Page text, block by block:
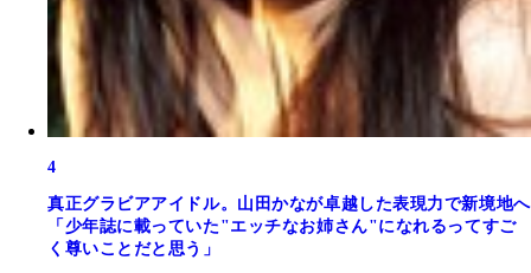
4
真正グラビアアイドル。山田かなが卓越した表現力で新境地へ
「少年誌に載っていた"エッチなお姉さん"になれるってすご
く尊いことだと思う」